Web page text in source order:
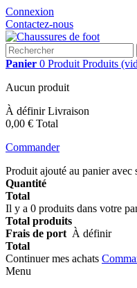
Connexion
Contactez-nous
Panier 0 Produit Produits
Aucun produit
À définirLivraison
0,00 € Total
Commander
Produit ajouté au panier avec
Quantité
Total
Il y a 0 produits dans votre
Total produits
Frais de port À définir
Total
Continuer mes achats
Menu